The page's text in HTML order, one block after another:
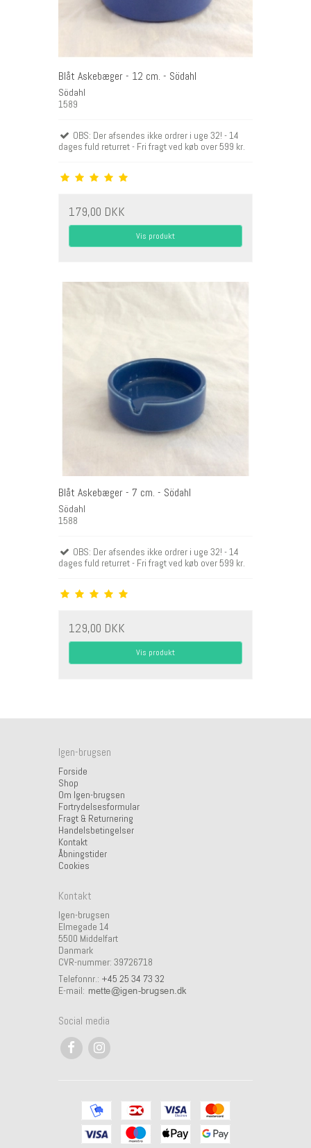
Blåt Askebæger - 12 cm. - Södahl
Södahl
1589
OBS: Der afsendes ikke ordrer i uge 32! - 14
dages fuld returret - Fri fragt ved køb over 599 kr.
179,00 DKK
Vis produkt
Blåt Askebæger - 7 cm. - Södahl
Södahl
1588
OBS: Der afsendes ikke ordrer i uge 32! - 14
dages fuld returret - Fri fragt ved køb over 599 kr.
129,00 DKK
Vis produkt
Igen-brugsen
Forside
Shop
Om Igen-brugsen
Fortrydelsesformular
Fragt & Returnering
Handelsbetingelser
Kontakt
Åbningstider
Cookies
Kontakt
Igen-brugsen
Elmegade 14
5500 Middelfart
Danmark
CVR-nummer: 39726718
Telefonnr.: +45 25 34 73 32
E-mail:
Social media